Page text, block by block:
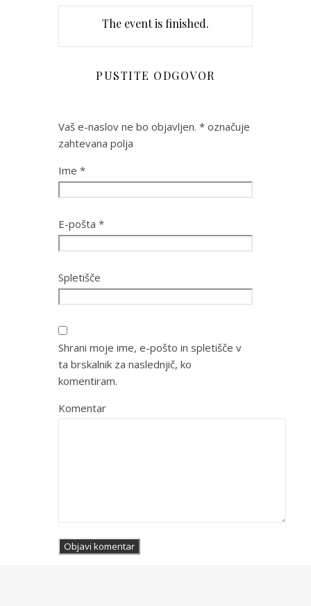
The event is finished.
PUSTITE ODGOVOR
Vaš e-naslov ne bo objavljen. * označuje
zahtevana polja
Ime *
E-pošta *
Spletišče
Shrani moje ime, e-pošto in spletišče v
ta brskalnik za naslednjič, ko
komentiram.
Komentar